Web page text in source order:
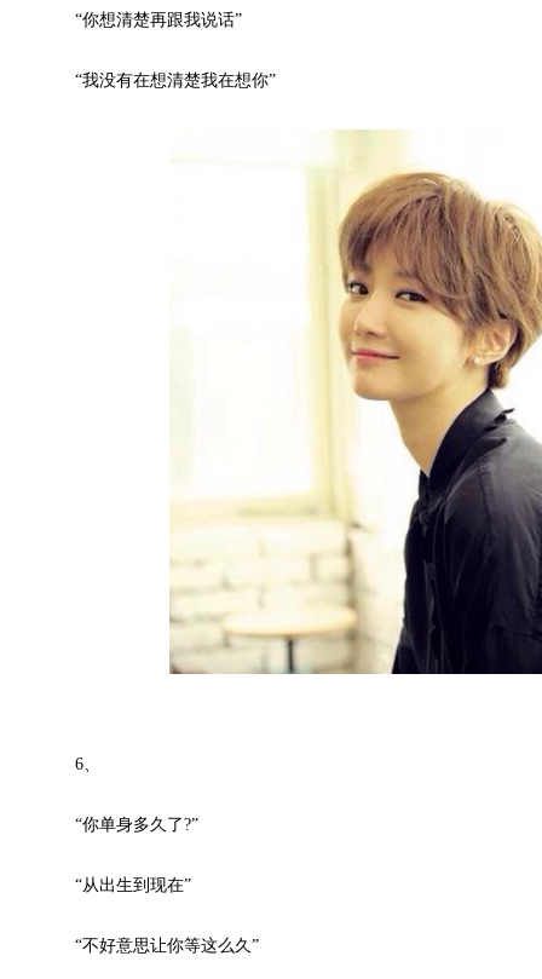
“你想清楚再跟我说话”
“我没有在想清楚我在想你”
6、
“你单身多久了?”
“从出生到现在”
“不好意思让你等这么久”